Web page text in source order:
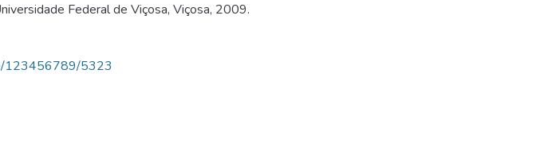
Federal de Viçosa, Viçosa, 2009.
123456789/5323